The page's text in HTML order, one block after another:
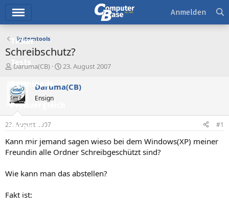
Ticker
Tests
Downloads
Preisvergleich
Forum
Aktuelles
Neueste Aktivitäten
Anmelden
Systemtools
Schreibschutz?
E
s
t
e
e
r
Daruma(CB)
E
s
t
a
m
23. August 2007
Daruma(CB)
Ensign
23. August 2007 #1
Kann mir jemand sagen wieso bei dem Windows(XP) meiner
Freundin alle Ordner Schreibgeschützt sind?
Wie kann man das abstellen?
Fakt ist: